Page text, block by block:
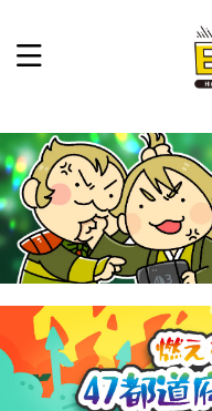
気になった日本史の事
ね。中の人が24時間
です）
例：織田信長 長篠の